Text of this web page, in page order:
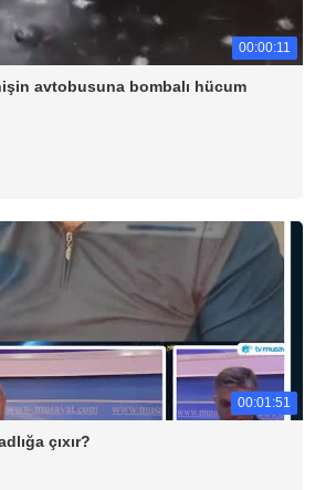
00:00:11
avtobusuna bombalı hücum
00:01:51
çıxır?